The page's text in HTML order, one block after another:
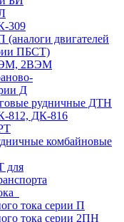
309
(аналоги двигателей
ПБСТ)
2ВЭМ
Д
рудничные ДТН
812, ДК-816
комбайновые
для
тока серии П
тока серии 2ПН